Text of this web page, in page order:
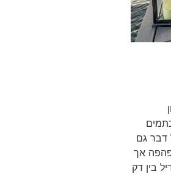
דבר גם
אך
בין דק